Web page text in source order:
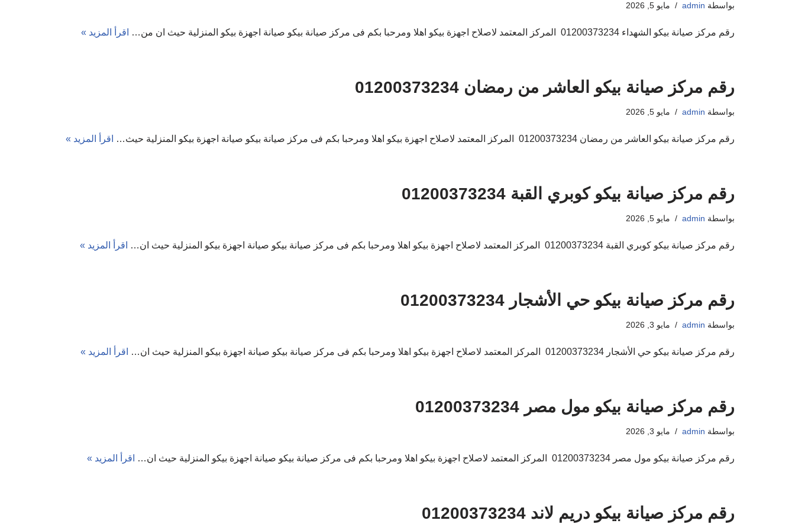
بواسطة admin مايو 5, 2026
رقم مركز صيانة بيكو الشهداء 01200373234 المركز المعتمد لاصلاح اجهزة بيكو اهلا ومرحبا بكم فى مركز صيانة بيكو صيانة اجهزة بيكو المنزلية حيث ان من… اقرأ المزيد »
رقم مركز صيانة بيكو العاشر من رمضان 01200373234
بواسطة admin مايو 5, 2026
رقم مركز صيانة بيكو العاشر من رمضان 01200373234 المركز المعتمد لاصلاح اجهزة بيكو اهلا ومرحبا بكم فى مركز صيانة بيكو صيانة اجهزة بيكو المنزلية حيث… اقرأ المزيد »
رقم مركز صيانة بيكو كوبري القبة 01200373234
بواسطة admin مايو 5, 2026
رقم مركز صيانة بيكو كوبري القبة 01200373234 المركز المعتمد لاصلاح اجهزة بيكو اهلا ومرحبا بكم فى مركز صيانة بيكو صيانة اجهزة بيكو المنزلية حيث ان… اقرأ المزيد »
رقم مركز صيانة بيكو حي الأشجار 01200373234
بواسطة admin مايو 3, 2026
رقم مركز صيانة بيكو حي الأشجار 01200373234 المركز المعتمد لاصلاح اجهزة بيكو اهلا ومرحبا بكم فى مركز صيانة بيكو صيانة اجهزة بيكو المنزلية حيث ان… اقرأ المزيد »
رقم مركز صيانة بيكو مول مصر 01200373234
بواسطة admin مايو 3, 2026
رقم مركز صيانة بيكو مول مصر 01200373234 المركز المعتمد لاصلاح اجهزة بيكو اهلا ومرحبا بكم فى مركز صيانة بيكو صيانة اجهزة بيكو المنزلية حيث ان… اقرأ المزيد »
رقم مركز صيانة بيكو دريم لاند 01200373234